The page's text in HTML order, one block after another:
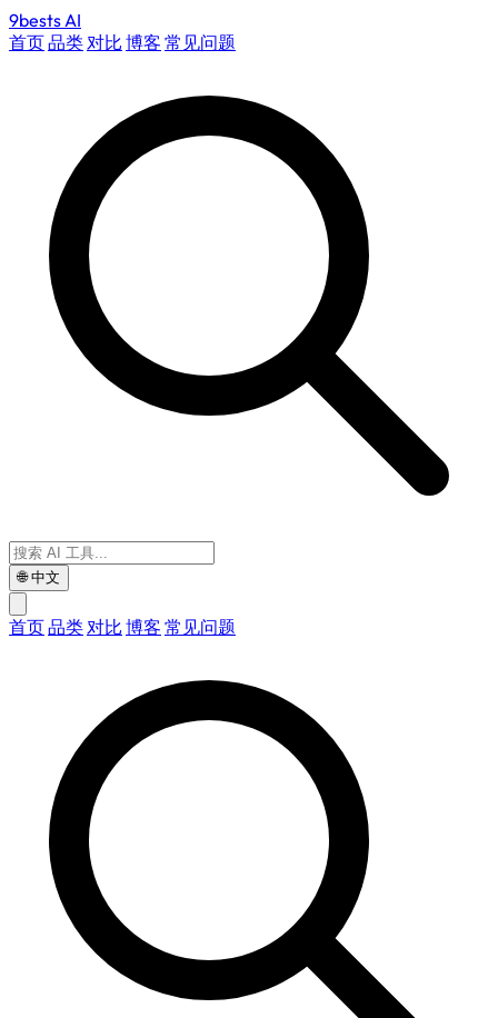
9bestsAI
首页品类对比 博客 常见问题
🌐中文
首页品类对比 博客 常见问题